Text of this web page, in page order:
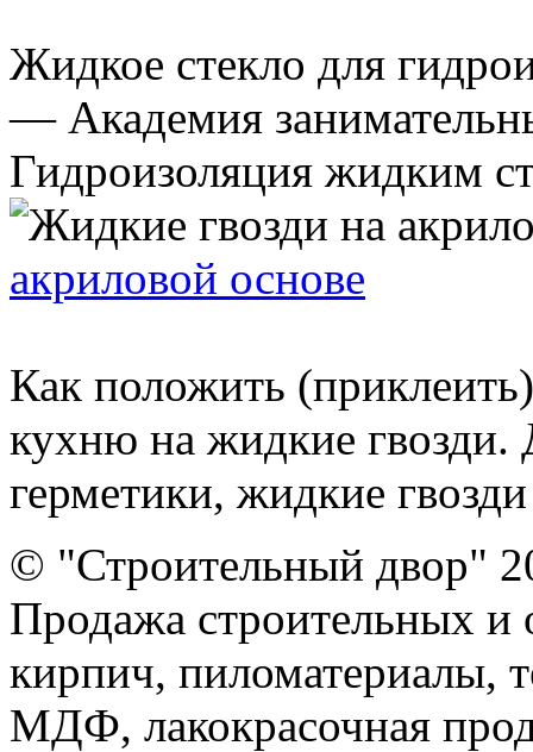
Жидкое стекло для
— Академия
Гидроизоляция жидким
акриловой основе
Как положить
кухню на жидкие гвозди.
герметики, жидкие
© "Строительный двор"
Продажа строительных и
кирпич, пиломатериалы,
МДФ, лакокрасочная